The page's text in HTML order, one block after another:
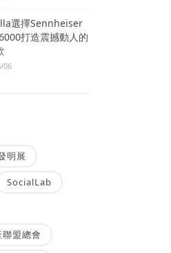
選擇Sennheiser
打造震撼動人的
06
明展
SocialLab
盟總會